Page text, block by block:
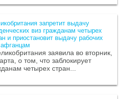
запретит выдачу
виз гражданам четырех
и приостановит выдачу рабочих
заявила во вторник,
о том, что заблокирует
четырех стран...